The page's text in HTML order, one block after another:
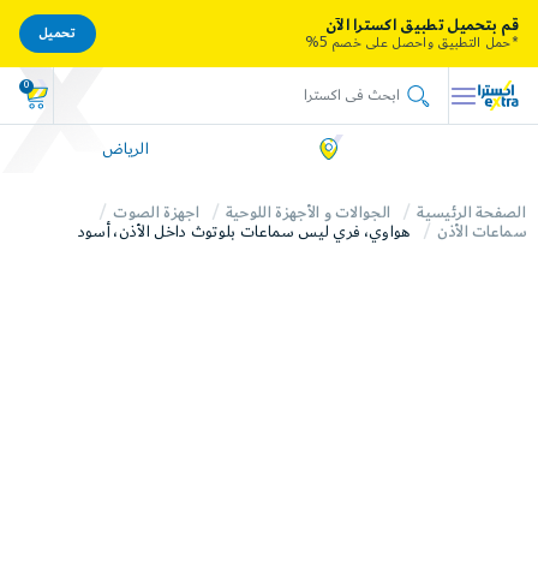
0
الرياض
الصفحة الرئيسية الجوالات و الأجهزة اللوحية
اجهزة الصوت
سماعات الأذن
هواوي، فري ليس سماعات بلوتوث داخل الأذن، أسود
قم بتحميل تطبيق اكسترا الآن
*حمل التطبيق واحصل على خصم 5%
تحميل